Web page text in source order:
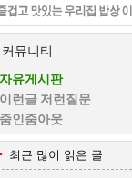
커뮤니티
자유게시판
이런글 저런질문
줌인줌아웃
최근 많이 읽은 글